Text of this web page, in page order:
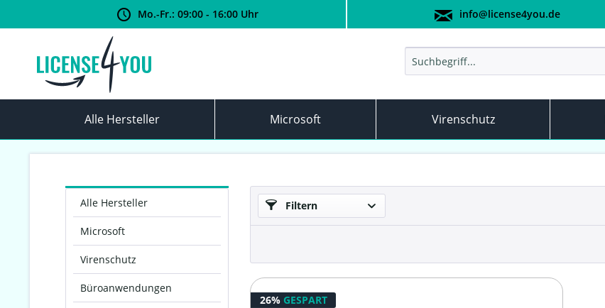
Mo.-Fr.: 09:00 - 16:00 Uhr info@license4you.de
Alle Hersteller Microsoft Virenschutz
Alle Hersteller
Microsoft
Virenschutz
Büroanwendungen
Filtern
26% GESPART